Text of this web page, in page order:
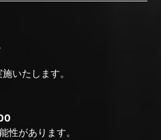
いたします。
があります。